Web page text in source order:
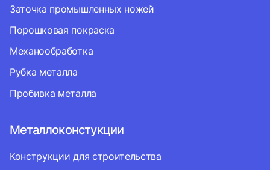
Заточка промышленных ножей
Порошковая покраска
Механообработка
Рубка металла
Пробивка металла
Металлоконстукции
Конструкции для строительства